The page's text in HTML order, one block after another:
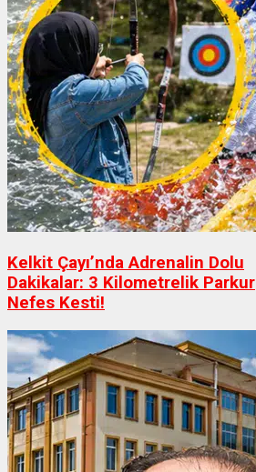
Kelkit Çayı’nda Adrenalin Dolu
Dakikalar: 3 Kilometrelik Parkur
Nefes Kesti!